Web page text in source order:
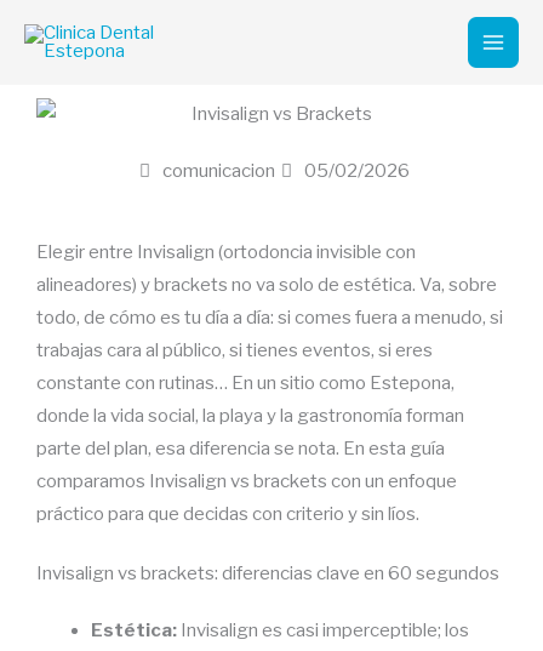
Main
comunicacion 05/02/2026
Elegir entre Invisalign (ortodoncia invisible con
alineadores) y brackets no va solo de estética. Va, sobre
todo, de cómo es tu día a día: si comes fuera a menudo, si
trabajas cara al público, si tienes eventos, si eres
constante con rutinas… En un sitio como Estepona,
donde la vida social, la playa y la gastronomía forman
parte del plan, esa diferencia se nota. En esta guía
comparamos Invisalign vs brackets con un enfoque
práctico para que decidas con criterio y sin líos.
Invisalign vs brackets: diferencias clave en 60 segundos
Estética: Invisalign es casi imperceptible; los